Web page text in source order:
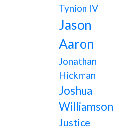
Tynion IV
Jason
Aaron
Jonathan
Hickman
Joshua
Williamson
Justice